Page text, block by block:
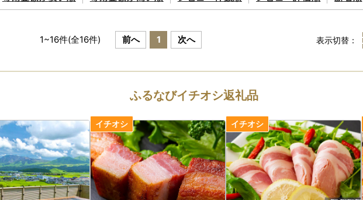
1~16件(全16件) 前へ 1 次へ 表示切替：
ふるなびイチオシ返礼品